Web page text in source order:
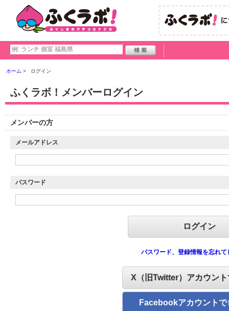
ホーム ログイン
ふくラボ！メンバーログイン
メンバーの方
メールアドレス
パスワード
パスワード、登録情報を忘れて
X（旧Twitter）アカウン
Facebookアカウントで